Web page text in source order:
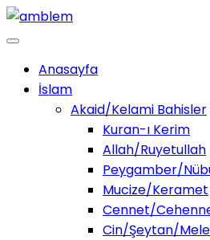
Anasayfa
İslam
Akaid/Kelami Bahisler
Kuran-ı Kerim
Allah/Ruyetullah
Peygamber/
Mucize/Keramet
Cennet/
Cin/Şeytan/